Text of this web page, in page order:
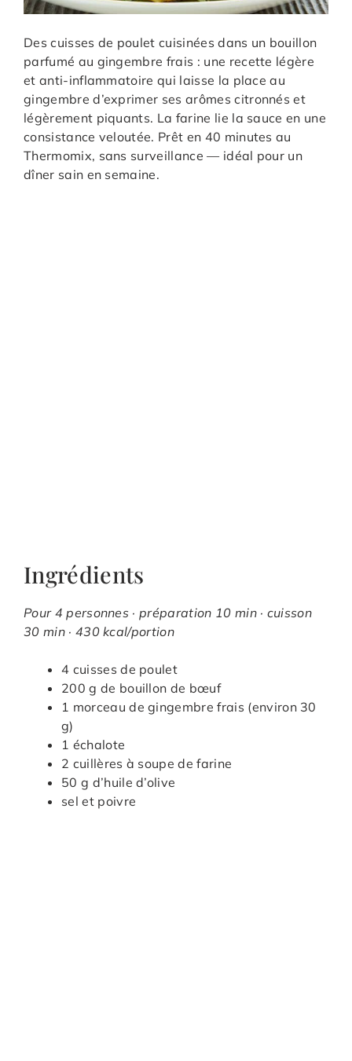
Des cuisses de poulet cuisinées dans un bouillon
parfumé au gingembre frais : une recette légère
et anti-inflammatoire qui laisse la place au
gingembre d’exprimer ses arômes citronnés et
légèrement piquants. La farine lie la sauce en une
consistance veloutée. Prêt en 40 minutes au
Thermomix, sans surveillance — idéal pour un
dîner sain en semaine.
Ingrédients
Pour 4 personnes · préparation 10 min · cuisson
30 min · 430 kcal/portion
4 cuisses de poulet
200 g de bouillon de bœuf
1 morceau de gingembre frais (environ 30
g)
1 échalote
2 cuillères à soupe de farine
50 g d’huile d’olive
sel et poivre